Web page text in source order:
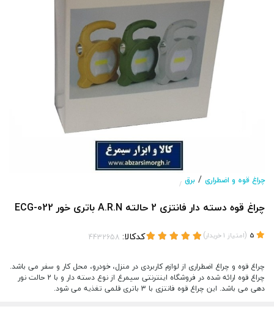
چراغ قوه و اضطراری / برق /
چراغ قوه دسته دار فانتزی 2 حالته A.R.N باتری خور ECG-022
(امتیاز 1خریدار) کدکالا:
چراغ قوه و چراغ اضطراری از لوازم کاربردی در منزل، خودرو، محل کار و سفر می باشد.
چراغ قوه ارائه شده در فروشگاه اینترنتی سیمرغ از نوع دسته دار و با 2 حالت نور
دهی می باشد. این چراغ قوه فانتزی با 3 باتری قلمی تغذیه می شود.